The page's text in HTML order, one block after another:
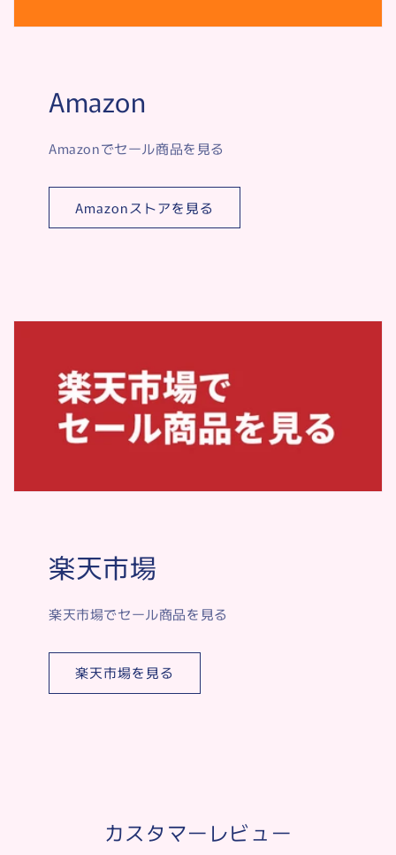
Amazon
Amazonでセール商品を見る
Amazonストアを見る
楽天市場
楽天市場でセール商品を見る
楽天市場を見る
カスタマーレビュー